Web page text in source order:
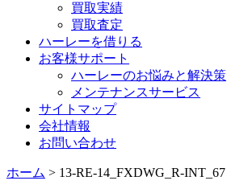
買取実績
買取査定
ハーレーを借りる
お客様サポート
ハーレーのお悩みと解決策
メンテナンスサービス
サイトマップ
会社情報
お問い合わせ
ホーム > 13-RE-14_FXDWG_R-INT_67